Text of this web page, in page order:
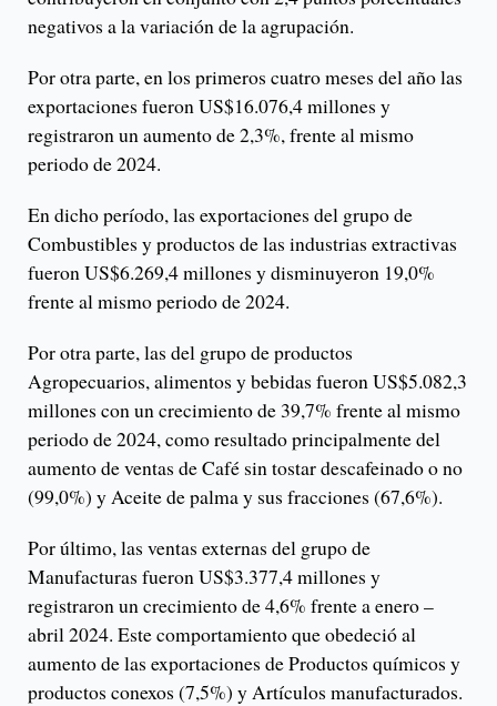
negativos a la variación de la agrupación.
Por otra parte, en los primeros cuatro meses del año las
exportaciones fueron US$16.076,4 millones y
registraron un aumento de 2,3%, frente al mismo
periodo de 2024.
En dicho período, las exportaciones del grupo de
Combustibles y productos de las industrias extractivas
fueron US$6.269,4 millones y disminuyeron 19,0%
frente al mismo periodo de 2024.
Por otra parte, las del grupo de productos
Agropecuarios, alimentos y bebidas fueron US$5.082,3
millones con un crecimiento de 39,7% frente al mismo
periodo de 2024, como resultado principalmente del
aumento de ventas de Café sin tostar descafeinado o no
(99,0%) y Aceite de palma y sus fracciones (67,6%).
Por último, las ventas externas del grupo de
Manufacturas fueron US$3.377,4 millones y
registraron un crecimiento de 4,6% frente a enero –
abril 2024. Este comportamiento que obedeció al
aumento de las exportaciones de Productos químicos y
productos conexos (7,5%) y Artículos manufacturados.